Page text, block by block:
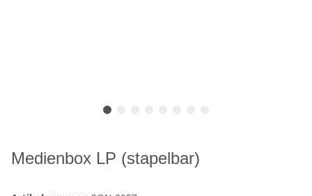
Medienbox LP (stapelbar)